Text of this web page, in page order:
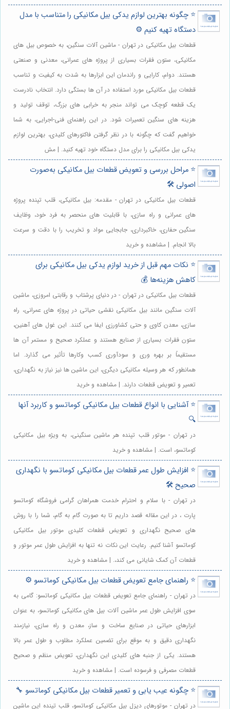
⭐️ چگونه بهترین لوازم یدکی بیل مکانیکی را متناسب با مدل
دستگاه تهیه کنیم ⚙️
قطعات بیل مکانیکی در تهران - ماشین آلات سنگین، به خصوص بیل های
مکانیکی، ستون فقرات بسیاری از پروژه های عمرانی، معدنی و صنعتی
هستند. دوام، کارایی و راندمان این ابزارها به شدت به کیفیت و تناسب
قطعات بیل مکانیکی مورد استفاده در آن ها بستگی دارد. انتخاب نادرست
یک قطعه کوچک می تواند منجر به خرابی های بزرگ، توقف تولید و
هزینه های سنگین تعمیرات شود. در این راهنمای فنی-اجرایی، به شما
خواهیم گفت که چگونه با در نظر گرفتن فاکتورهای کلیدی، بهترین لوازم
یدکی بیل مکانیکی را برای مدل دستگاه خود تهیه کنید. | مش
⭐️ مراحل بررسی و تعویض قطعات بیل مکانیکی به‌صورت
اصولی 🛠️
قطعات بیل مکانیکی در تهران - مقدمه: بیل مکانیکی، قلب تپنده پروژه
های عمرانی و راه سازی، با قابلیت های منحصر به فرد خود، وظایف
سنگین حفاری، خاکبرداری، جابجایی مواد و تخریب را با دقت و سرعت
بالا انجام. | مشاهده و خرید
⭐️ نکات مهم قبل از خرید لوازم یدکی بیل مکانیکی برای
کاهش هزینه‌ها 💰
قطعات بیل مکانیکی در تهران - در دنیای پرشتاب و رقابتی امروزی، ماشین
آلات سنگین مانند بیل مکانیکی نقشی حیاتی در پروژه های عمرانی، راه
سازی، معدن کاوی و حتی کشاورزی ایفا می کنند. این غول های آهنین،
ستون فقرات بسیاری از صنایع هستند و عملکرد صحیح و مستمر آن ها
مستقیماً بر بهره وری و سودآوری کسب وکارها تأثیر می گذارد. اما
همانطور که هر وسیله مکانیکی دیگری، این ماشین ها نیز نیاز به نگهداری،
تعمیر و تعویض قطعات دارند. | مشاهده و خرید
⭐️ آشنایی با انواع قطعات بیل مکانیکی کوماتسو و کاربرد آنها
🔍
در تهران - موتور قلب تپنده هر ماشین سنگینی، به ویژه بیل مکانیکی
کوماتسو، است. | مشاهده و خرید
⭐️ افزایش طول عمر قطعات بیل مکانیکی کوماتسو با نگهداری
صحیح 🛠️
در تهران - با سلام و احترام خدمت همراهان گرامی فروشگاه کوماتسو
پارت ، در این مقاله قصد داریم تا به صورت گام به گام، شما را با روش
های صحیح نگهداری و تعویض قطعات کلیدی موتور بیل مکانیکی
کوماتسو آشنا کنیم. رعایت این نکات نه تنها به افزایش طول عمر موتور و
قطعات آن کمک شایانی می کند،. | مشاهده و خرید
⭐️ راهنمای جامع تعویض قطعات بیل مکانیکی کوماتسو ⚙️
در تهران - راهنمای جامع تعویض قطعات بیل مکانیکی کوماتسو: گامی به
سوی افزایش طول عمر ماشین آلات بیل های مکانیکی کوماتسو، به عنوان
ابزارهای حیاتی در صنایع ساخت و ساز، معدن و راه سازی، نیازمند
نگهداری دقیق و به موقع برای تضمین عملکرد مطلوب و طول عمر بالا
هستند. یکی از جنبه های کلیدی این نگهداری، تعویض منظم و صحیح
قطعات مصرفی و فرسوده است. | مشاهده و خرید
⭐️ چگونه عیب یابی و تعمیر قطعات بیل مکانیکی کوماتسو 🔧
در تهران - موتورهای دیزل بیل مکانیکی کوماتسو، قلب تپنده این ماشین